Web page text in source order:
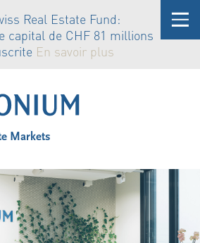
Real Estate Fund:
capital de CHF 81 millions
En savoir plus
Markets